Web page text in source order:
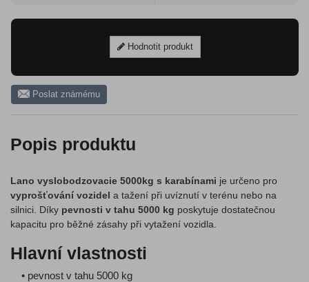
Hodnotit produkt
Poslat známému
Popis produktu
Lano vyslobodzovacie 5000kg s karabínami je určeno pro
vyprošťování vozidel a tažení při uvíznutí v terénu nebo na
silnici. Díky pevnosti v tahu 5000 kg poskytuje dostatečnou
kapacitu pro běžné zásahy při vytažení vozidla.
Hlavní vlastnosti
• pevnost v tahu 5000 kg